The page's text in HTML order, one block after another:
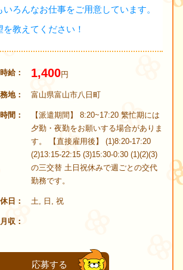
ろんなお仕事をご用意しています。
教えてください！
時給 1,400円
地 富山県富山市八日町
間
【派遣期間】 8:20~17:20 繁忙期には
夕勤・夜勤をお願いする場合がありま
す。 【直接雇用後】 (1)8:20-17:20
(2)13:15-22:15 (3)15:30-0:30 (1)(2)(3)
の三交替 土日祝休みで週ごとの交代
勤務です。
休日 土, 日, 祝
月収
応募する